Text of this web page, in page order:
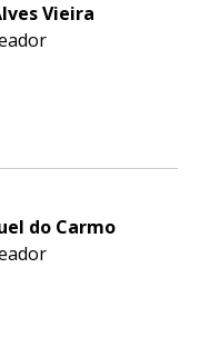
Vieira
do Carmo